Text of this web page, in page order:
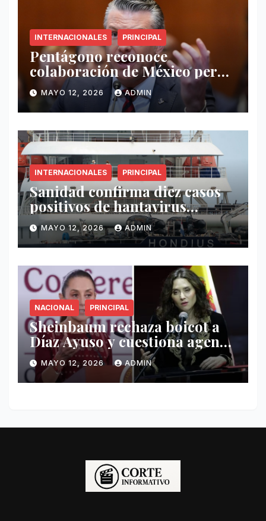
INTERNACIONALES PRINCIPAL
Pentágono reconoce
colaboración de México pero
exige mayor operatividad
antidrogas
MAYO 12, 2026 ADMIN
INTERNACIONALES PRINCIPAL
Sanidad confirma diez casos
positivos de hantavirus
vinculados al crucero MV
Hondius
MAYO 12, 2026 ADMIN
NACIONAL PRINCIPAL
Sheinbaum rechaza boicot a
Díaz Ayuso y cuestiona agenda
de funcionaria española
MAYO 12, 2026 ADMIN